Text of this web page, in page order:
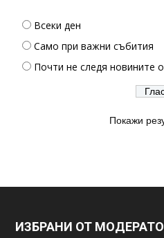
Всеки ден
Само при важни събития
Почти не следя новините
Покажи
ИЗБРАНИ ОТ